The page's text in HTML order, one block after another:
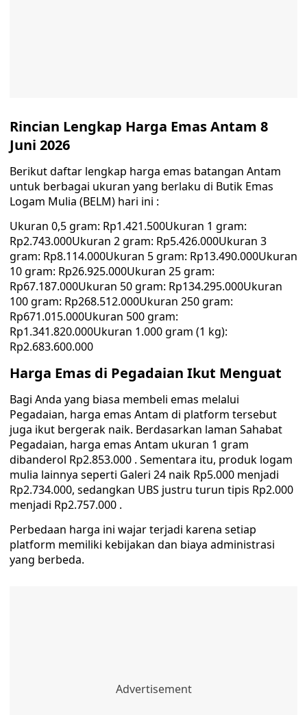
Rincian Lengkap Harga Emas Antam 8
Juni 2026
Berikut daftar lengkap harga emas batangan Antam
untuk berbagai ukuran yang berlaku di Butik Emas
Logam Mulia (BELM) hari ini :
Ukuran 0,5 gram: Rp1.421.500Ukuran 1 gram:
Rp2.743.000Ukuran 2 gram: Rp5.426.000Ukuran 3
gram: Rp8.114.000Ukuran 5 gram: Rp13.490.000Ukuran
10 gram: Rp26.925.000Ukuran 25 gram:
Rp67.187.000Ukuran 50 gram: Rp134.295.000Ukuran
100 gram: Rp268.512.000Ukuran 250 gram:
Rp671.015.000Ukuran 500 gram:
Rp1.341.820.000Ukuran 1.000 gram (1 kg):
Rp2.683.600.000
Harga Emas di Pegadaian Ikut Menguat
Bagi Anda yang biasa membeli emas melalui
Pegadaian, harga emas Antam di platform tersebut
juga ikut bergerak naik. Berdasarkan laman Sahabat
Pegadaian, harga emas Antam ukuran 1 gram
dibanderol Rp2.853.000 . Sementara itu, produk logam
mulia lainnya seperti Galeri 24 naik Rp5.000 menjadi
Rp2.734.000, sedangkan UBS justru turun tipis Rp2.000
menjadi Rp2.757.000 .
Perbedaan harga ini wajar terjadi karena setiap
platform memiliki kebijakan dan biaya administrasi
yang berbeda.